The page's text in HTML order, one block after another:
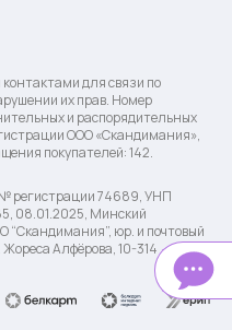
для связи по
их прав. Номер
и распорядительных
ООО «Скандимания»,
покупателей: 142.
№ регистрации 74689, УНП
08.01.2025, Минский
“Скандимания”, юр. и почтовый
Алфёрова, 10-314